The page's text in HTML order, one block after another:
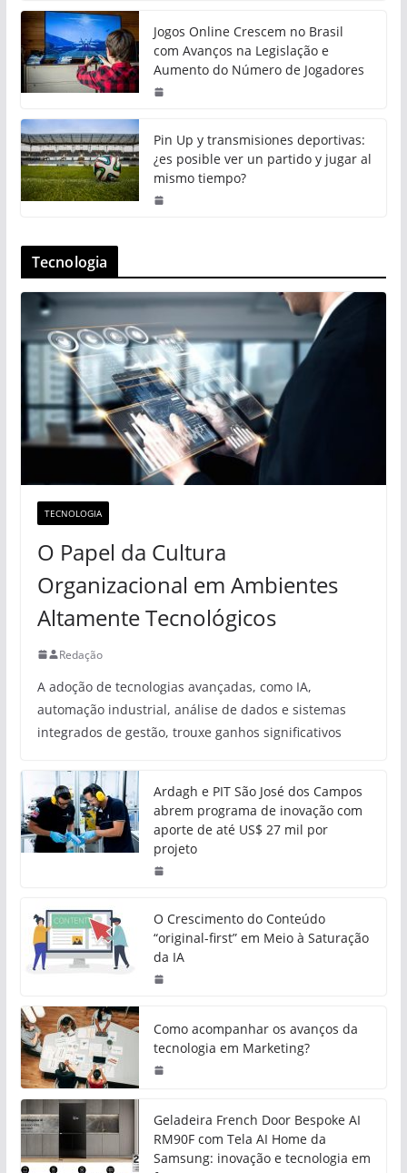
Jogos Online Crescem no Brasil
com Avanços na Legislação e
Aumento do Número de Jogadores
Pin Up y transmisiones deportivas:
¿es posible ver un partido y jugar al
mismo tiempo?
Tecnologia
TECNOLOGIA
O Papel da Cultura
Organizacional em Ambientes
Altamente Tecnológicos
Redação
A adoção de tecnologias avançadas, como IA,
automação industrial, análise de dados e sistemas
integrados de gestão, trouxe ganhos significativos
Ardagh e PIT São José dos Campos
abrem programa de inovação com
aporte de até US$ 27 mil por
projeto
O Crescimento do Conteúdo
“original-first” em Meio à Saturação
da IA
Como acompanhar os avanços da
tecnologia em Marketing?
Geladeira French Door Bespoke AI
RM90F com Tela AI Home da
Samsung: inovação e tecnologia em